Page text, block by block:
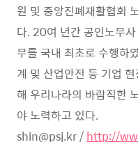
원 및 중앙진폐재활협회
다. 20여 년간 공인노무
무를 국내 최초로 수행하
계 및 산업안전 등 기업
해 우리나라의 바람직한
야 노력하고 있다.
shin@psj.kr / http://